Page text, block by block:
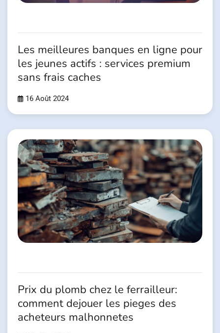
Les meilleures banques en ligne pour
les jeunes actifs : services premium
sans frais caches
16 Août 2024
Prix du plomb chez le ferrailleur:
comment dejouer les pieges des
acheteurs malhonnetes